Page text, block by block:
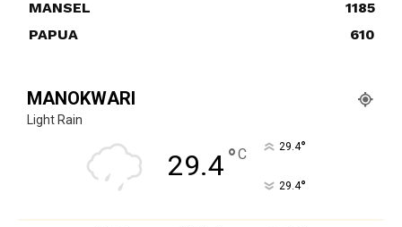
MANSEL
1185
PAPUA
610
MANOKWARI
Light Rain
29.4°C 29.4°
29.4°